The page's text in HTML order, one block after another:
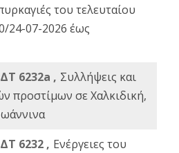
του τελευταίου
24-07-2026 έως
6232a , Συλλήψεις και
προστίμων σε Χαλκιδική,
6232 , Ενέργειες του